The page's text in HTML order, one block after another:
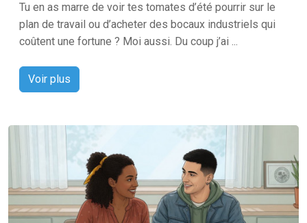
Tu en as marre de voir tes tomates d’été pourrir sur le
plan de travail ou d’acheter des bocaux industriels qui
coûtent une fortune ? Moi aussi. Du coup j’ai ...
Voir plus